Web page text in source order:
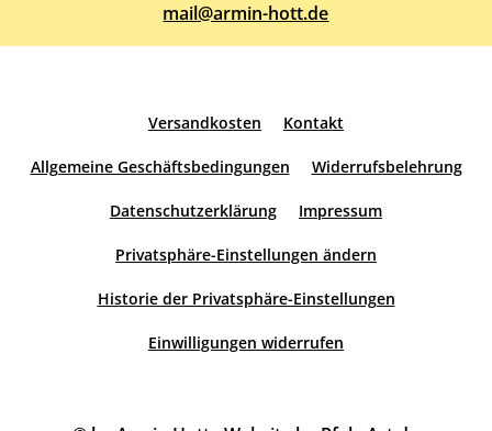
mail@armin-hott.de
Versandkosten Kontakt
Allgemeine Geschäftsbedingungen Widerrufsbelehrung
Datenschutzerklärung Impressum
Privatsphäre-Einstellungen ändern
Historie der Privatsphäre-Einstellungen
Einwilligungen widerrufen